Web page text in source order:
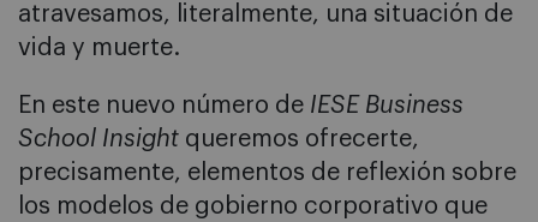
atravesamos, literalmente, una situación de
vida y muerte.
En este nuevo número de IESE Business
School Insight queremos ofrecerte,
precisamente, elementos de reflexión sobre
los modelos de gobierno corporativo que